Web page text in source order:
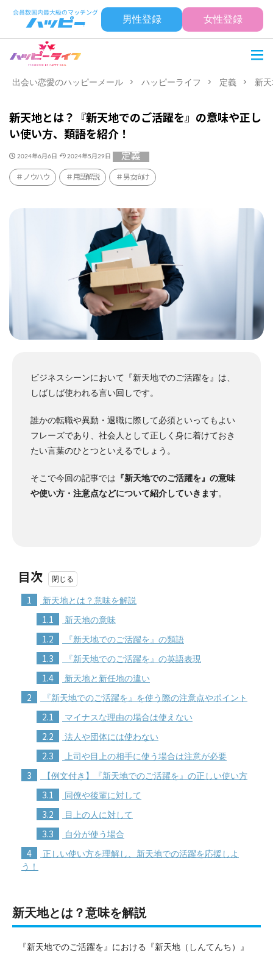
男性登録 女性登録
出会い恋愛のハッピーメール ハッピーライフ 定義 新
新天地とは？『新天地でのご活躍を』の意味や正し
い使い方、類語を紹介！
2024年6月6日 2024年5月29日 定義
ノウハウ 用語解説 男女向け
ビジネスシーンにおいて『新天地でのご活躍を』は、
しばしば使われる言い回しです。
誰かの転職や異動・退職に際して必須といってもよい
フレーズであり、社会人として正しく身に着けておき
たい言葉のひとつといえるでしょう。
そこで今回の記事では 『新天地でのご活躍を』の意味
や使い方・注意点などについて紹介していきます。
目次
1 新天地とは？意味を解説
1.1 新天地の意味
1.2 『新天地でのご活躍を』の類語
1.3 『新天地でのご活躍を』の英語表現
1.4 新天地と新任地の違い
2 『新天地でのご活躍を』を使う際の注意点やポイント
2.1 マイナスな理由の場合は使えない
2.2 法人や団体には使わない
2.3 上司や目上の相手に使う場合は注意が必要
3 【例文付き】『新天地でのご活躍を』の正しい使い方
3.1 同僚や後輩に対して
3.2 目上の人に対して
3.3 自分が使う場合
4
正しい使い方を理解し、新天地での活躍を応援しよ
う！
新天地とは？意味を解説
『新天地でのご活躍を』における『新天地（しんてんち）』